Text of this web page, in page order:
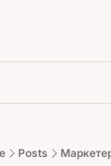
Posts